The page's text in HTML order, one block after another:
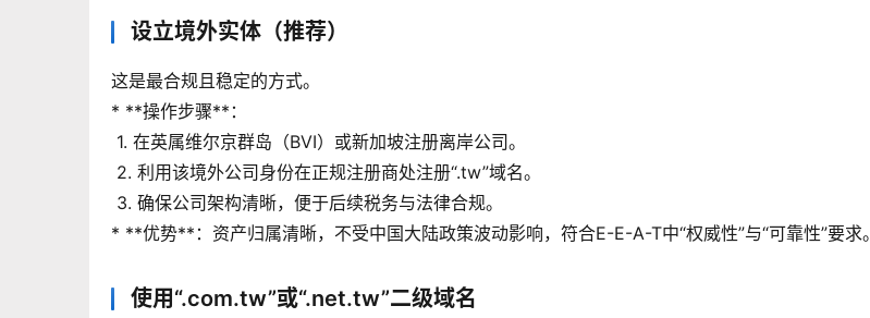
设立境外实体（推荐）
这是最合规且稳定的方式。
* **操作步骤**：
1. 在英属维尔京群岛（BVI）或新加坡注册离岸公司。
2. 利用该境外公司身份在正规注册商处注册“.tw”域名。
3. 确保公司架构清晰，便于后续税务与法律合规。
* **优势**：资产归属清晰，不受中国大陆政策波动影响，符合E-E-A-T中“权威性”与“可靠性”要求。
使用“.com.tw”或“.net.tw”二级域名